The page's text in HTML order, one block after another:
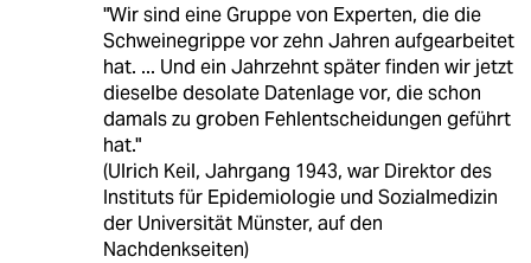
"Wir sind eine Gruppe von Experten, die die
Schweinegrippe vor zehn Jahren aufgearbeitet
hat. ... Und ein Jahrzehnt später finden wir jetzt
dieselbe desolate Datenlage vor, die schon
damals zu groben Fehlentscheidungen geführt
hat."
(Ulrich Keil, Jahrgang 1943, war Direktor des
Instituts für Epidemiologie und Sozialmedizin
der Universität Münster, auf den
Nachdenkseiten)